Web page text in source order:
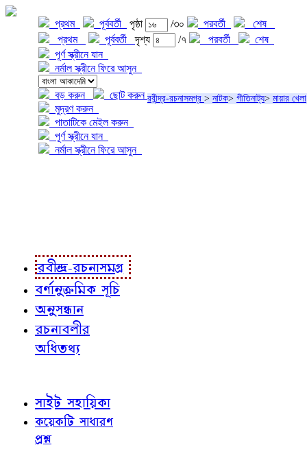
প্রথম পূর্ববর্তী পৃষ্ঠা /৩০ পরবর্তী
শেষ
প্রথম
পূর্ববর্তী দৃশ্য /৭ পরবর্তী
শেষ
পূর্ণ স্ক্রীনে যান
নর্মাল স্ক্রীনে ফিরে আসুন
বড় করুন
ছোট করুন
মুদ্রণ করুন
পাতাটিকে মেইল করুন
পূর্ণ স্ক্রীনে যান
নর্মাল স্ক্রীনে ফিরে আসুন
রবীন্দ্র-রচনাসমগ্র > নাটক> গীতিনাট্য> মায়ার খেলা
রবীন্দ্র-রচনাসমগ্র
বর্ণানুক্রমিক সূচি
অনুসন্ধান
রচনাবলীর
অধিতথ্য
সাইট সহায়িকা
কয়েকটি সাধারণ
প্রশ্ন